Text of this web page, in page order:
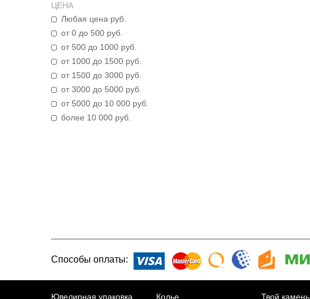
ЦЕНА
Любая цена руб.
от 0 до 500 руб.
от 500 до 1000 руб.
от 1000 до 1500 руб.
от 1500 до 3000 руб.
от 3000 до 5000 руб.
от 5000 до 10 000 руб.
более 10 000 руб.
Способы оплаты:
Ювелирная упаковка Колье Твой камень